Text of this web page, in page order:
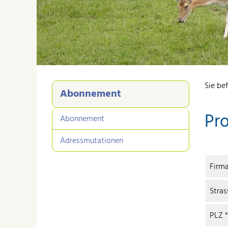
Abonnement
Abonnement
Adressmutationen
Sie
Firma
PLZ*